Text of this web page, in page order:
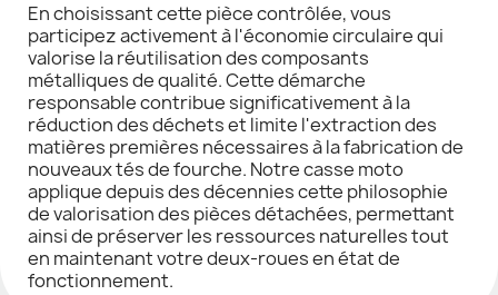
En choisissant cette pièce contrôlée, vous
participez activement à l'économie circulaire qui
valorise la réutilisation des composants
métalliques de qualité. Cette démarche
responsable contribue significativement à la
réduction des déchets et limite l'extraction des
matières premières nécessaires à la fabrication de
nouveaux tés de fourche. Notre casse moto
applique depuis des décennies cette philosophie
de valorisation des pièces détachées, permettant
ainsi de préserver les ressources naturelles tout
en maintenant votre deux-roues en état de
fonctionnement.